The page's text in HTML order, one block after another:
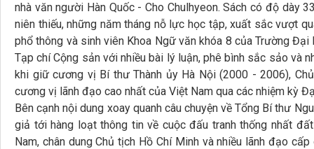
nhà văn người Hàn Quốc - Cho Chulhyeon. Sách có độ dày
niên thiếu, những năm tháng nỗ lực học tập, xuất sắc vượt
phổ thông và sinh viên Khoa Ngữ văn khóa 8 của Trường
Tạp chí Cộng sản với nhiều bài lý luận, phê bình sắc sảo và
khi giữ cương vị Bí thư Thành ủy Hà Nội (2000 - 2006),
cương vị lãnh đạo cao nhất của Việt Nam qua các nhiệm kỳ
Bên cạnh nội dung xoay quanh câu chuyện về Tổng Bí thư
giả tới hàng loạt thông tin về cuộc đấu tranh thống nhất
Nam, chân dung Chủ tịch Hồ Chí Minh và nhiều lãnh đạo